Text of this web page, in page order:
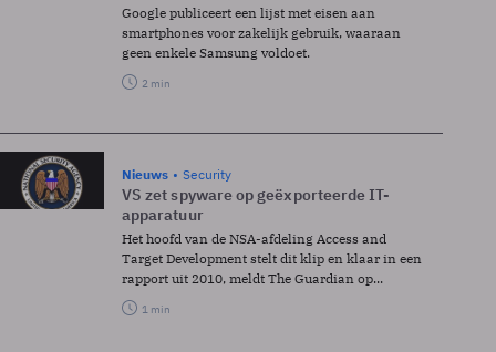
Google publiceert een lijst met eisen aan
smartphones voor zakelijk gebruik, waaraan
geen enkele Samsung voldoet.
2 min
Nieuws Security
VS zet spyware op geëxporteerde IT-
apparatuur
Het hoofd van de NSA-afdeling Access and
Target Development stelt dit klip en klaar in een
rapport uit 2010, meldt The Guardian op...
1 min